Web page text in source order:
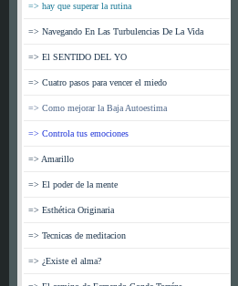
=> hay que superar la rutina
=> Navegando En Las Turbulencias De La Vida
=> El SENTIDO DEL YO
=> Cuatro pasos para vencer el miedo
=> Como mejorar la Baja Autoestima
=> Controla tus emociones
=> Amarillo
=> El poder de la mente
=> Esthética Originaria
=> Tecnicas de meditacion
=> ¿Existe el alma?